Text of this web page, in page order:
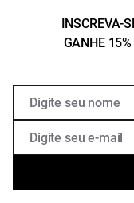
INSCREVA-
GANHE